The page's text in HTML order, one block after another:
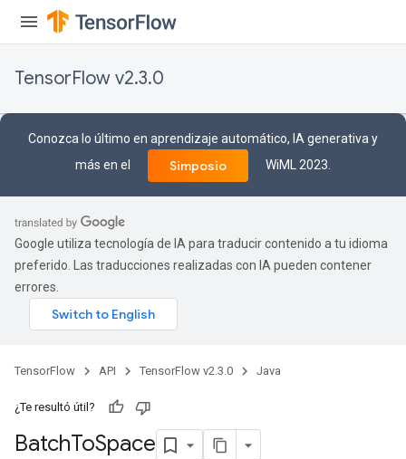
TensorFlow v2.3.0
Conozca lo último en aprendizaje automático, IA generativa y
más en el
Simposio WiML 2023.
Google utiliza tecnología de IA para traducir contenido a tu idioma
preferido. Las traducciones realizadas con IA pueden contener
errores.
TensorFlow API TensorFlow v2.3.0 Java
¿Te resultó útil?
BatchToSpace